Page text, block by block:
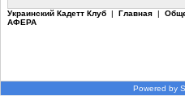
Украинский Кадетт Клуб | Главная |
АФЕРА
Powered by